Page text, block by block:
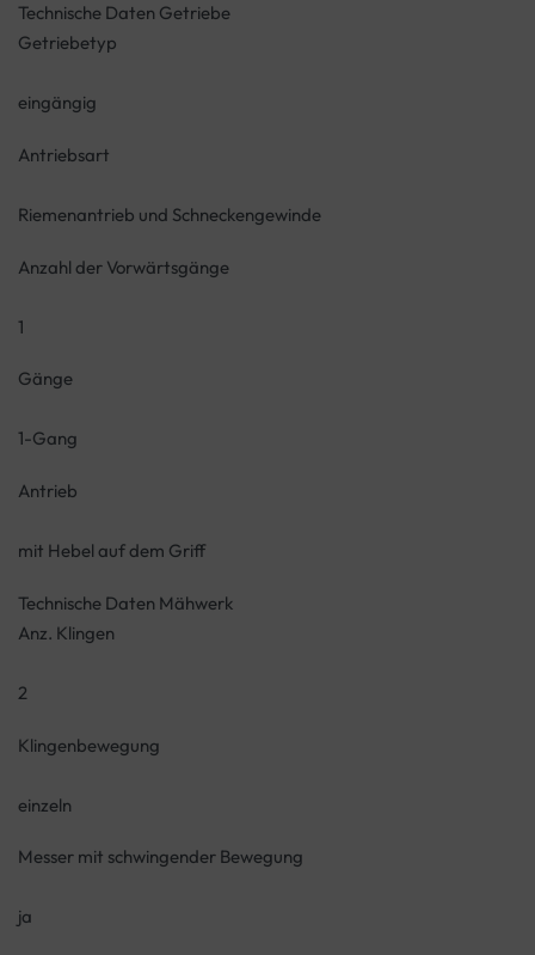
Technische Daten Getriebe
Getriebetyp
eingängig
Antriebsart
Riemenantrieb und Schneckengewinde
Anzahl der Vorwärtsgänge
1
Gänge
1-Gang
Antrieb
mit Hebel auf dem Griff
Technische Daten Mähwerk
Anz. Klingen
2
Klingenbewegung
einzeln
Messer mit schwingender Bewegung
ja